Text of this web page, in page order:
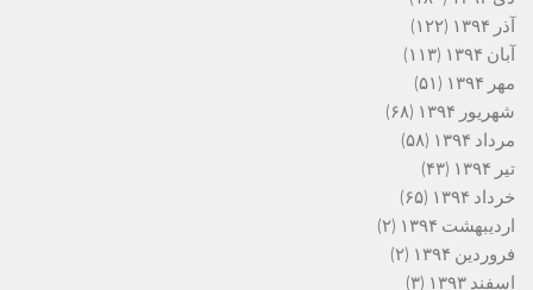
آذر ۱۳۹۴
(۱۲۲)
آبان ۱۳۹۴
(۱۱۳)
مهر ۱۳۹۴
(۵۱)
شهریور ۱۳۹۴
(۶۸)
مرداد ۱۳۹۴
(۵۸)
تیر ۱۳۹۴
(۴۳)
خرداد ۱۳۹۴
(۶۵)
اردیبهشت ۱۳۹۴
(۲)
فروردین ۱۳۹۴
(۲)
اسفند ۱۳۹۳
(۳)